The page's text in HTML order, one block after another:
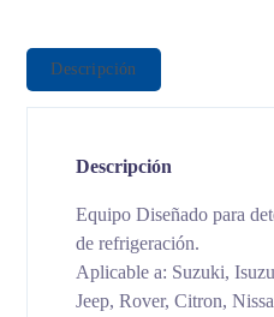
Descripción
Descripción
Equipo Diseñado para
de refrigeración.
Aplicable a: Suzuki,
Jeep, Rover, Citron,